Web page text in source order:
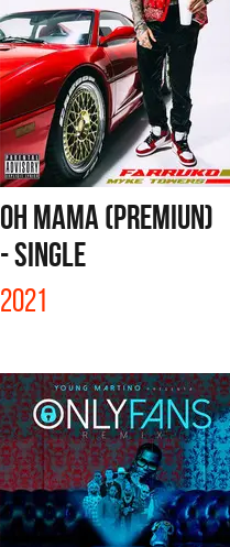
OH MAMA (PREMIUN)
- SINGLE
2021